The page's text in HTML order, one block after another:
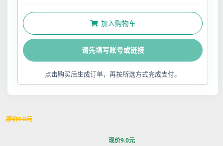
加入购物车
请先填写账号或链接
点击购买后生成订单，再按所选方式完成支付。
原价9.0元
现价9.0元